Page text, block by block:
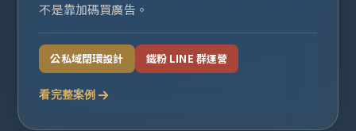
不是靠加碼買廣告。
公私域閉環設計 鐵粉 LINE 群運營
看完整案例